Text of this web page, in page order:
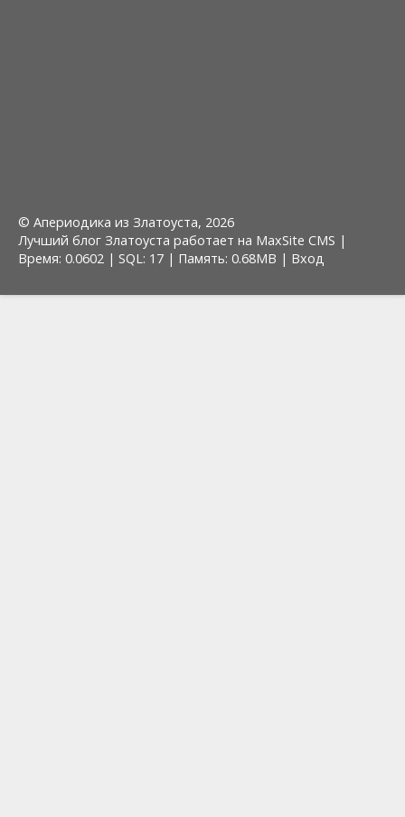
© Апериодика из Златоуста, 2026
Лучший блог Златоуста работает на MaxSite CMS |
Время: 0.0602 | SQL: 17 | Память: 0.68MB | Вход